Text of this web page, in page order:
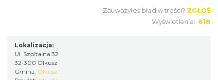
Zauważyłeś błąd w treści? ZGŁOŚ
Wyświetlenia: 818
Lokalizacja:
Ul. Szpitalna 32
32-300 Olkusz
Gmina: Olkusz